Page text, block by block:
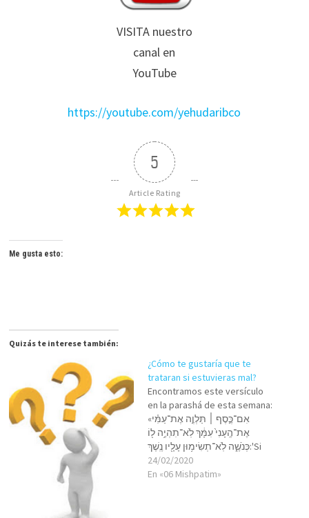
VISITA nuestro
canal en
YouTube
https://youtube.com/yehudaribco
5
Article Rating
Me gusta esto:
Quizás te interese también:
¿Cómo te gustaría que te
trataran si estuvieras mal?
Encontramos este versículo
en la parashá de esta semana:
«אִם־כֶּ֣סֶף ׀ תַּלְוֶ֣ה אֶת־עַמִּ֗י
אֶת־הֶֽעָנִי֙ עִמָּ֔ךְ לֹֽא־תִהְיֶ֥ה ל֖וֹ
כְּנֹשֶׁ֑ה לֹֽא־תְשִׂימ֥וּן עָלָ֖יו נֶֽשֶׁךְ:'Si
das prestado dinero a algún
pobre de Mi pueblo que está
24/02/2020
En «06 Mishpatim»